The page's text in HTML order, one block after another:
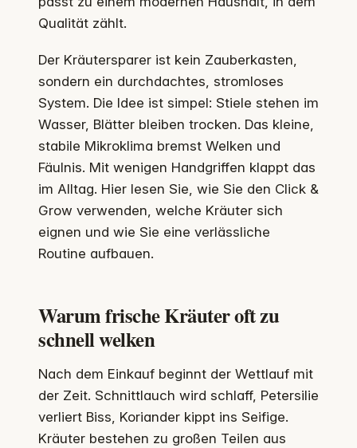
Qualität zählt.
Der Kräutersparer ist kein Zauberkasten,
sondern ein durchdachtes, stromloses
System. Die Idee ist simpel: Stiele stehen im
Wasser, Blätter bleiben trocken. Das kleine,
stabile Mikroklima bremst Welken und
Fäulnis. Mit wenigen Handgriffen klappt das
im Alltag. Hier lesen Sie, wie Sie den Click &
Grow verwenden, welche Kräuter sich
eignen und wie Sie eine verlässliche
Routine aufbauen.
Warum frische Kräuter oft zu
schnell welken
Nach dem Einkauf beginnt der Wettlauf mit
der Zeit. Schnittlauch wird schlaff, Petersilie
verliert Biss, Koriander kippt ins Seifige.
Kräuter bestehen zu großen Teilen aus